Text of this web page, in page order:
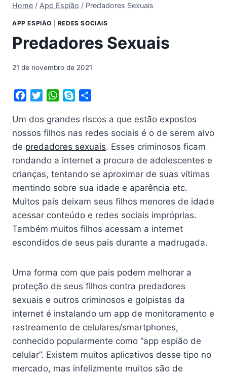
Home / App Espião / Predadores Sexuais
APP ESPIÃO REDES SOCIAIS
Predadores Sexuais
21 de novembro de 2021
c
e
b
o
k
i
t
t
e
W
a
t
s
A
p
y
p
e
a
r
e
Um dos grandes riscos a que estão expostos
nossos filhos nas redes sociais é o de serem alvo
de predadores sexuais. Esses criminosos ficam
rondando a internet a procura de adolescentes e
crianças, tentando se aproximar de suas vítimas
mentindo sobre sua idade e aparência etc.
Muitos pais deixam seus filhos menores de idade
acessar conteúdo e redes sociais impróprias.
Também muitos filhos acessam a internet
escondidos de seus pais durante a madrugada.
Uma forma com que pais podem melhorar a
proteção de seus filhos contra predadores
sexuais e outros criminosos e golpistas da
internet é instalando um app de monitoramento e
rastreamento de celulares/smartphones,
conhecido popularmente como “app espião de
celular”. Existem muitos aplicativos desse tipo no
mercado, mas infelizmente muitos são de